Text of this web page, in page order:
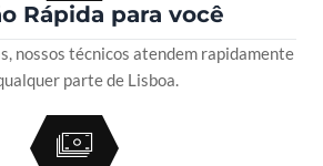
Rápida para você
nossos técnicos atendem rapidamente
parte de Lisboa.